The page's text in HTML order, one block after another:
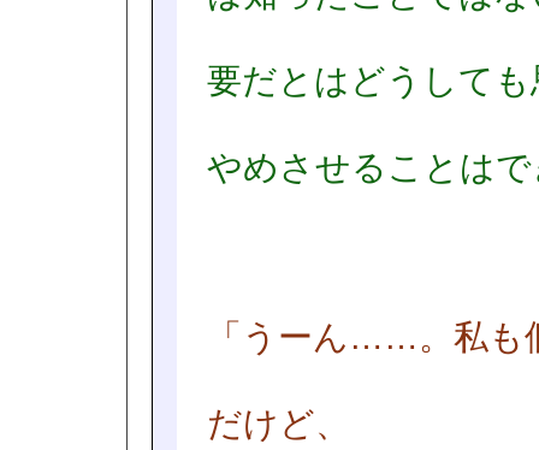
要だとはどうして
やめさせることは
「うーん……。私も
だけど、